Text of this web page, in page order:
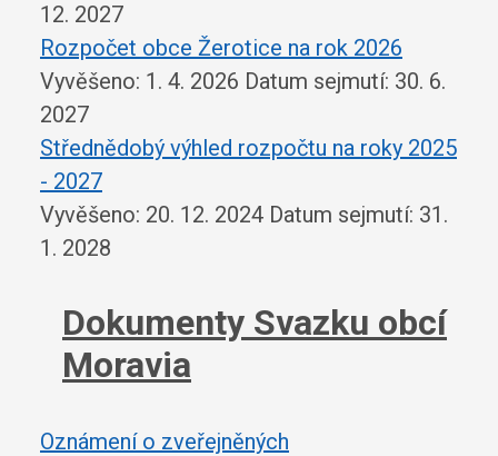
12. 2027
Rozpočet obce Žerotice na rok 2026
Vyvěšeno: 1. 4. 2026 Datum sejmutí: 30. 6.
2027
Střednědobý výhled rozpočtu na roky 2025
- 2027
Vyvěšeno: 20. 12. 2024 Datum sejmutí: 31.
1. 2028
Dokumenty Svazku obcí
Moravia
Oznámení o zveřejněných